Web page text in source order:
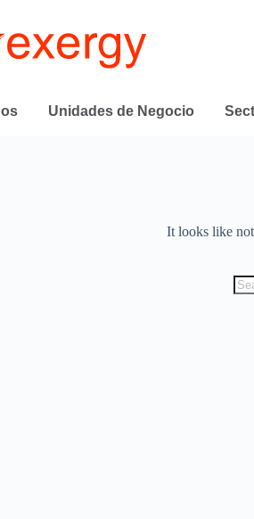
Unidades de Negocio
It looks like